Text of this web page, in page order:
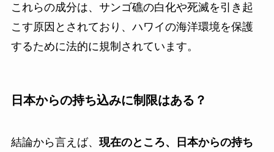
これらの成分は、サンゴ礁の白化や死滅を引き起
こす原因とされており、ハワイの海洋環境を保護
するために法的に規制されています。
日本からの持ち込みに制限はある？
結論から言えば、 現在のところ、日本からの持ち